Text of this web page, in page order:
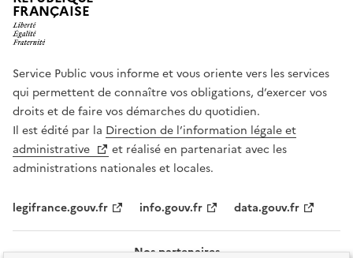
FRANÇAISE
Service Public vous informe et vous oriente vers les services
qui permettent de connaître vos obligations, d’exercer vos
droits et de faire vos démarches du quotidien.
Il est édité par la Direction de l’information légale et
administrative
et réalisé en partenariat avec les
administrations nationales et locales.
legifrance.gouv.fr info.gouv.fr data.gouv.fr
Nos partenaires